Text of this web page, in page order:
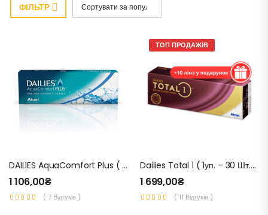
ФІЛЬТР
DAILIES AquaComfort Plus ( 1уп. – 30 Шт.) – Одноденні Контактні Лінзи Для Зору
1 106,00₴
( 7 Відгуків )
ТОП ПРОДАЖІВ
Dailies Total 1 ( 1уп. – 30 Шт.) – Одноденні Контактні Лінзи Для Зору
1 699,00₴
( 11 Відгуків )